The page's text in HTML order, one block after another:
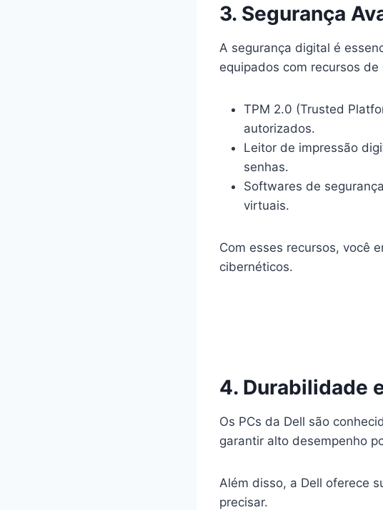
3. Segurança
A segurança digital é
equipados com recursos de
TPM 2.0 (Trusted
autorizados.
Leitor de impressão
senhas.
Softwares de
virtuais.
Com esses recursos, você
cibernéticos.
4. Durabilidade
Os PCs da Dell são
garantir alto desempenho
Além disso, a Dell oferece
precisar.